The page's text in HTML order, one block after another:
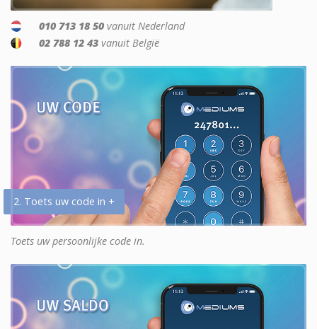
010 713 18 50 vanuit Nederland
02 788 12 43 vanuit België
2. Toets uw code in +
Toets uw persoonlijke code in.